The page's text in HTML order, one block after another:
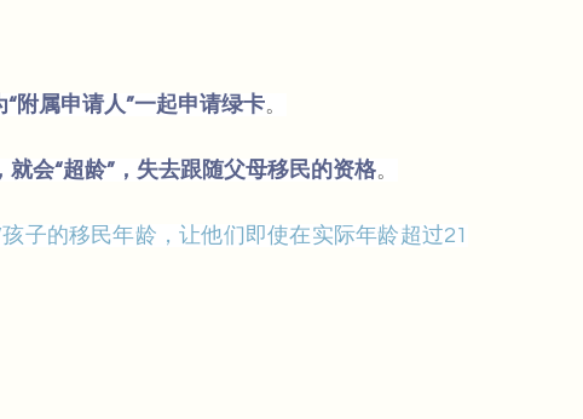
附属申请人”一起申请绿卡。
就会“超龄”，失去跟随父母移民的资格。
子的移民年龄，让他们即使在实际年龄超过21